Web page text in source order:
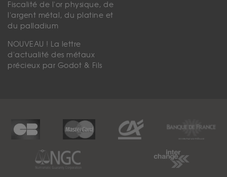
Fiscalité de l'or physique, de
l'argent métal, du platine et
du palladium
NOUVEAU ! La lettre
d'actualité des métaux
précieux par Godot & Fils